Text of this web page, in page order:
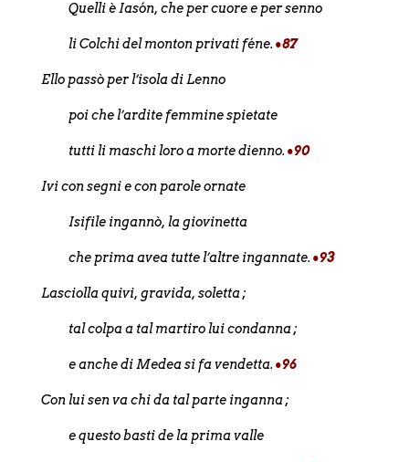
Quelli è Iasón, che per cuore e per senno
li Colchi del monton privati féne. •87
Ello passò per l’isola di Lenno
poi che l’ardite femmine spietate
tutti li maschi loro a morte dienno. •90
Ivi con segni e con parole ornate
Isifile ingannò, la giovinetta
che prima avea tutte l’altre ingannate. •93
Lasciolla quivi, gravida, soletta ;
tal colpa a tal martiro lui condanna ;
e anche di Medea si fa vendetta. •96
Con lui sen va chi da tal parte inganna ;
e questo basti de la prima valle